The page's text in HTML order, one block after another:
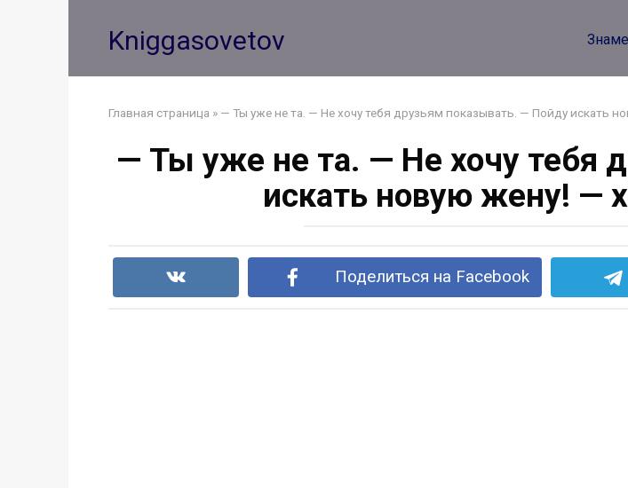
Kniggasovetov
Главная страница » — Ты уже не та. — Не хочу тебя друзьям показывать. — Пойду искать
— Ты уже не та. — Не хочу тебя
искать новую жену! —
Поделиться на Facebook